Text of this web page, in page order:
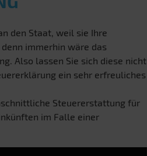
den Staat, weil sie Ihre
immerhin wäre das
Also lassen Sie sich diese nicht
ein sehr erfreuliches
Steuererstattung für
im Falle einer